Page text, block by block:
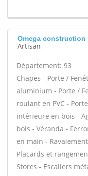
Omega construction
Artisan
Département: 93
Chapes - Porte /
aluminium - Porte /
roulant en PVC -
intérieure en bois -
bois - Véranda -
en main -
Placards et
Stores - Escaliers